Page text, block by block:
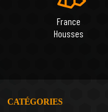
France
Housses
CATÉGORIES